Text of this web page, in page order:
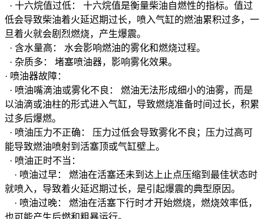
· 十六烷值过低： 十六烷值是衡量柴油自燃性的指标。值过
低会导致柴油着火延迟期过长，喷入气缸的燃油累积过多，一
旦着火就会剧烈燃烧，产生爆震。
· 含水量高： 水会影响燃油的雾化和燃烧过程。
· 杂质多： 堵塞喷油器，影响雾化效果。
· 喷油器故障：
· 喷油嘴滴油或雾化不良： 燃油无法形成细小的油雾，而是
以油滴或油柱的形式进入气缸，导致燃烧准备时间过长，积累
过多后爆燃。
· 喷油压力不正确： 压力过低会导致雾化不良；压力过高可
能导致燃油喷射到活塞顶或气缸壁上。
· 喷油正时不当：
· 喷油过早： 燃油在活塞还未到达上止点压缩到最佳状态时
就喷入，导致着火延迟期过长，是引起爆震的典型原因。
· 喷油过晚： 燃油在活塞下行时才开始燃烧，燃烧效率低，
也可能产生后燃和粗暴运行。